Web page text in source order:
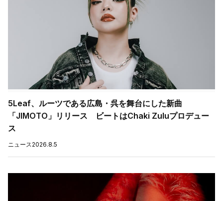
5Leaf、ルーツである広島・呉を舞台にした新曲
「JIMOTO」リリース ビートはChaki Zuluプロデュー
ス
ニュース2026.8.5